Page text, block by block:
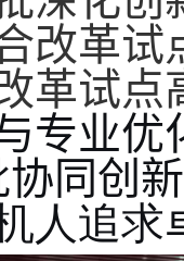
改革
革试点
专业优
同创
人追求